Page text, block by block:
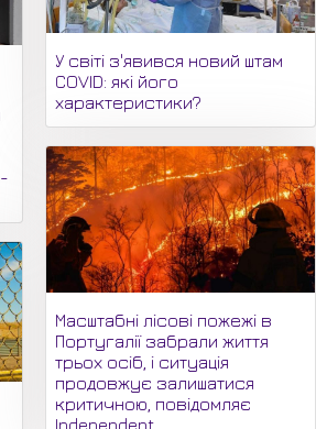
У світі з'явився новий штам
COVID: які його
характеристики?
Масштабні лісові пожежі в
Португалії забрали життя
трьох осіб, і ситуація
продовжує залишатися
критичною, повідомляє
Independent.